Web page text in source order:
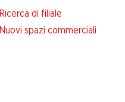
Ricerca di filiale
Nuovi spazi commerciali